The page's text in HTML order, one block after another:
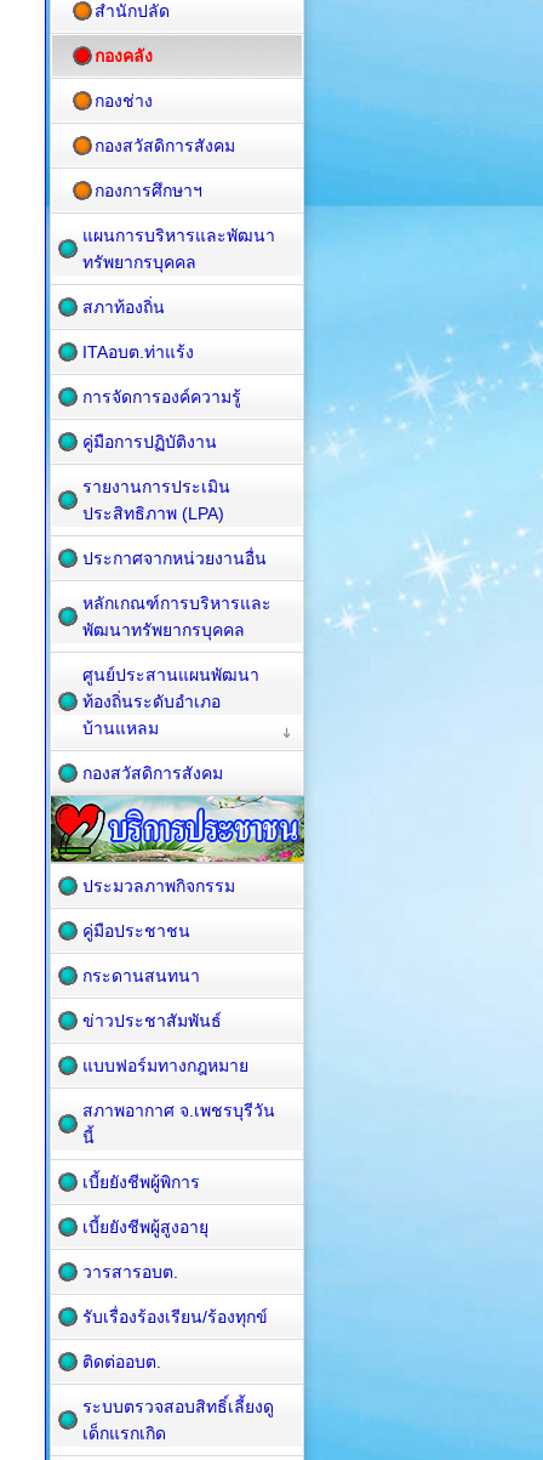
สำนักปลัด
กองคลัง
กองช่าง
กองสวัสดิการสังคม
กองการศึกษาฯ
แผนการบริหารและพัฒนา
ทรัพยากรบุคคล
สภาท้องถิ่น
ITAอบต.ท่าแร้ง
การจัดการองค์ความรู้
คู่มือการปฏิบัติงาน
รายงานการประเมิน
ประสิทธิภาพ (LPA)
ประกาศจากหน่วยงานอื่น
หลักเกณฑ์การบริหารและ
พัฒนาทรัพยากรบุคคล
ศูนย์ประสานแผนพัฒนา
ท้องถิ่นระดับอำเภอ
บ้านแหลม
กองสวัสดิการสังคม
ประมวลภาพกิจกรรม
คู่มือประชาชน
กระดานสนทนา
ข่าวประชาสัมพันธ์
แบบฟอร์มทางกฎหมาย
สภาพอากาศ จ.เพชรบุรีวัน
นี้
เบี้ยยังชีพผู้พิการ
เบี้ยยังชีพผู้สูงอายุ
วารสารอบต.
รับเรื่องร้องเรียน/ร้องทุกข์
ติดต่ออบต.
ระบบตรวจสอบสิทธิ์เลี้ยงดู
เด็กแรกเกิด